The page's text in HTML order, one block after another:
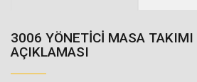
3006 YÖNETİCİ MASA TAKIMI
AÇIKLAMASI